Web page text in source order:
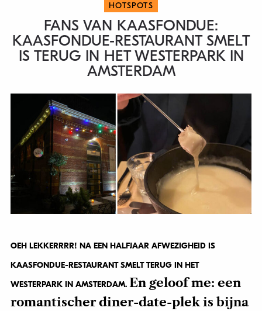
HOTSPOTS
FANS VAN KAASFONDUE:
KAASFONDUE-RESTAURANT SMELT
IS TERUG IN HET WESTERPARK IN
AMSTERDAM
OEH LEKKERRRR! NA EEN HALFJAAR AFWEZIGHEID IS
KAASFONDUE-RESTAURANT SMELT TERUG IN HET
WESTERPARK IN AMSTERDAM. En geloof me: een
romantischer diner-date-plek is bijna